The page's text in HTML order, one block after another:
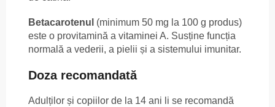
Betacarotenul (minimum 50 mg la 100 g produs)
este o provitamină a vitaminei A. Susține funcția
normală a vederii, a pielii și a sistemului imunitar.
Doza recomandată
Adulților și copiilor de la 14 ani li se recomandă